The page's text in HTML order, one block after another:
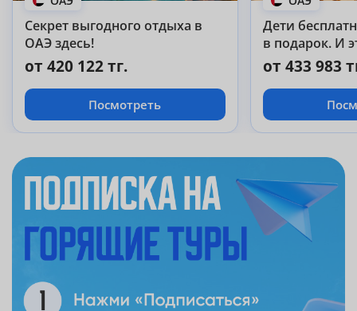
Секрет выгодного отдыха в
ОАЭ здесь!
от 420 122 тг.
Посмотреть
Дети
в подарок. И
Abu Dhabi 5!
от 433 983